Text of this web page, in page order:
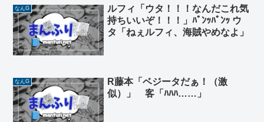
なんG
ルフィ「ウタ！！！なんだこれ気
持ちいいぞ！！！」ﾊﾟﾝｯﾊﾟﾝｯ ウ
タ「ねぇルフィ、海賊やめなよ」
なんG
R藤本「ベジータだぁ！（激
似）」 客「ﾊﾊﾊ……」